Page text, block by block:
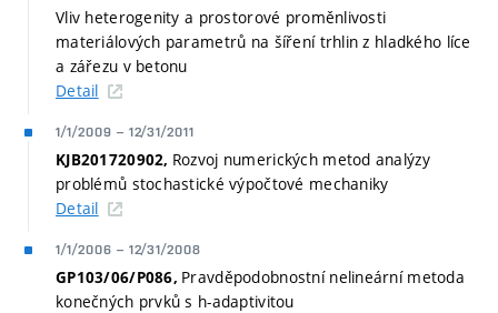
Vliv heterogenity a prostorové proměnlivosti
materiálových parametrů na šíření trhlin z hladkého líce
a zářezu v betonu
Detail
1/1/2009 – 12/31/2011
KJB201720902, Rozvoj numerických metod analýzy
problémů stochastické výpočtové mechaniky
Detail
1/1/2006 – 12/31/2008
GP103/06/P086, Pravděpodobnostní nelineární metoda
konečných prvků s h-adaptivitou